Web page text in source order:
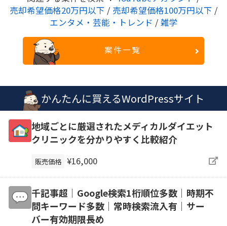
売却希望価格20万円以下 / 売却希望価格100万円以下 /
エンタメ・芸能・トレンド / 雑学
案件一覧
かんたんに買えるWordPressサイト
地域ごとに厳選されたメディカルダイエット
クリニックを分かりやすく比較紹介
販売価格 ¥16,000
千記事超｜Google検索1桁順位多数｜時期不
問キーワード多数｜常時検索流入有｜サー
バー有効期限長め